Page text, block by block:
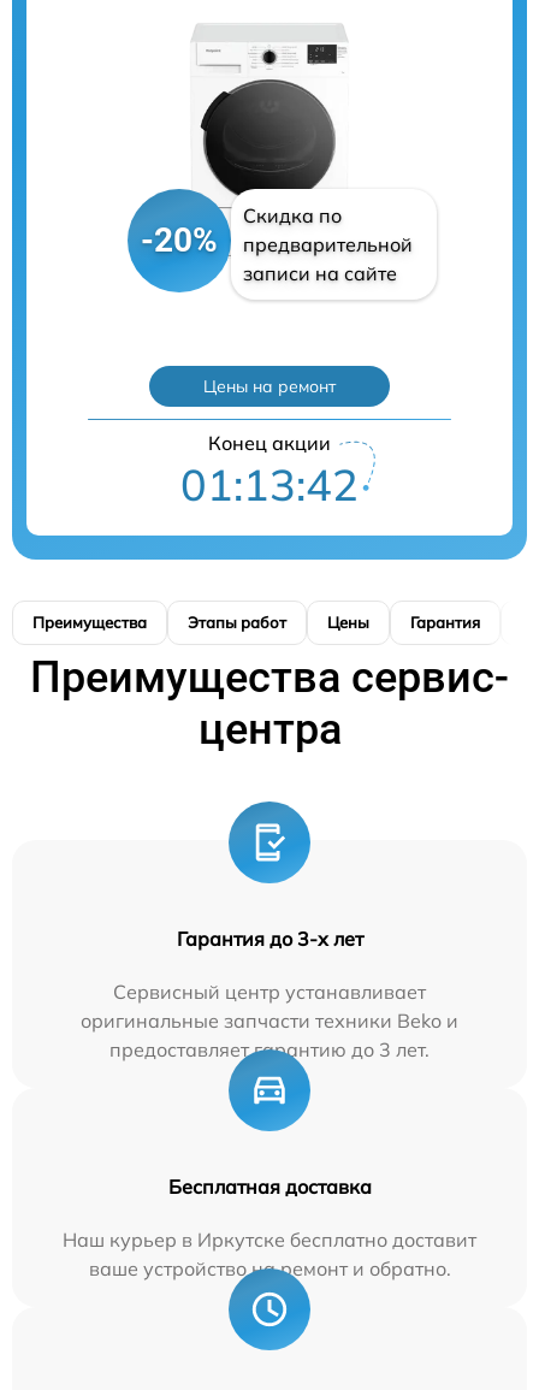
-20%
Скидка по
предварительной
записи на сайте
Цены на ремонт
Конец акции
01:13:41
Преимущества Этапы работ Цены Гарантия
Преимущества сервис-
центра
Гарантия до 3-х лет
Сервисный центр устанавливает
оригинальные запчасти техники Beko и
предоставляет гарантию до 3 лет.
Бесплатная доставка
Наш курьер в Иркутске бесплатно доставит
ваше устройство на ремонт и обратно.